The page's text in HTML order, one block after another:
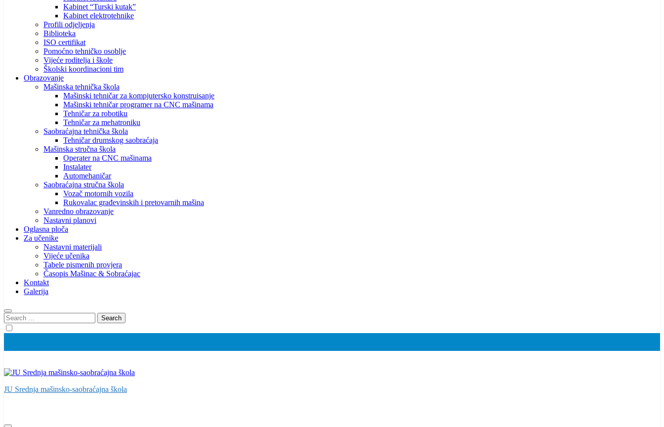
Kabinet “Turski kutak”
Kabinet elektrotehnike
Profili odjeljenja
Biblioteka
ISO certifikat
Pomoćno tehničko osoblje
Vijeće roditelja i škole
Školski koordinacioni tim
Obrazovanje
Mašinska tehnička škola
Mašinski tehničar za kompjutersko konstruisanje
Mašinski tehničar programer na CNC mašinama
Tehničar za robotiku
Tehničar za mehatroniku
Saobraćajna tehnička škola
Tehničar drumskog saobraćaja
Mašinska stručna škola
Operater na CNC mašinama
Instalater
Automehaničar
Saobraćajna stručna škola
Vozač motornih vozila
Rukovalac građevinskih i pretovarnih mašina
Vanredno obrazovanje
Nastavni planovi
Oglasna ploča
Za učenike
Nastavni materijali
Vijeće učenika
Tabele pismenih provjera
Časopis Mašinac & Sobraćajac
Kontakt
Galerija
Search
for:
JU Srednja mašinsko-saobraćajna škola